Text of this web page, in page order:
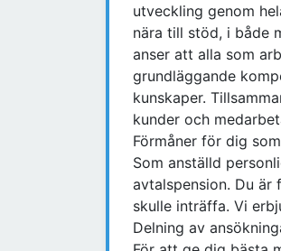
utveckling genom
nära till stöd, i både
anser att alla som
grundläggande
kunskaper.
kunder och
Förmåner för dig
Som anställd
avtalspension. Du
skulle inträffa. Vi
Delning av